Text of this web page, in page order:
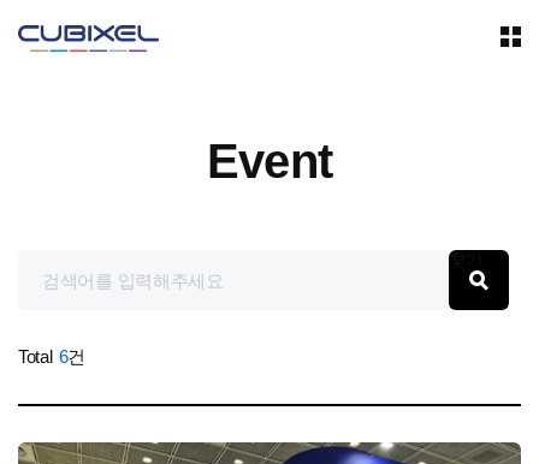
Event
Total 6건
찾기